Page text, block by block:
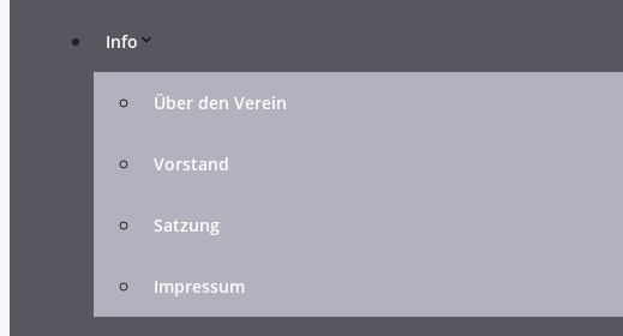
Info
Über den Verein
Vorstand
Satzung
Impressum